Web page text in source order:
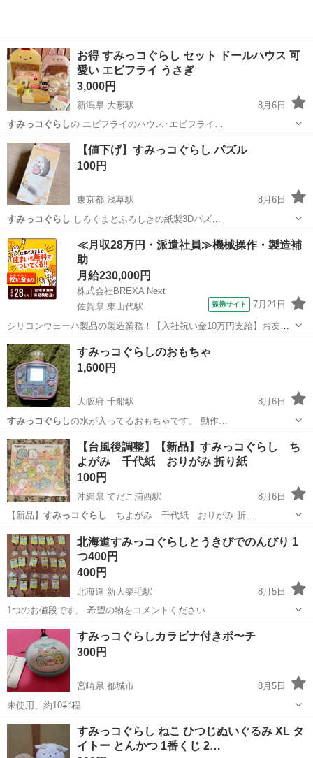
お得 すみっコぐらし セット ドールハウス 可
愛い エビフライ うさぎ
3,000円
新潟県 大形駅
8月6日
すみっコぐらしの エビフライのハウス･エビフライ…
新潟 新潟市 大形駅 おもちゃ
【値下げ】すみっコぐらし パズル
100円
東京都 浅草駅
8月6日
すみっコぐらし しろくまとふろしきの紙製3Dパズ…
東京 台東区 浅草駅 パズル すみっコぐらし
≪月収28万円・派遣社員≫機械操作・製造補
助
月給230,000円
株式会社BREXA Next
佐賀県 東山代駅
提携サイト 7月21日
シリコンウェーハ製品の製造業務！【入社祝い金10万円支給】お友達
やカップルとの応募OK◎年間休日129日＆休出なしでプライベート充
実♪業務はクリーンルームで快適作業◎自社正社員登用制度あり★1食
300円～の格安食堂あり！《佐...
佐賀 伊万里市 東山代駅 その他
すみっコぐらしのおもちゃ
1,600円
大阪府 千船駅
8月6日
すみっコぐらしの水が入ってるおもちゃです。 動作…
大阪 大阪市 千船駅 おもちゃ
【台風後調整】【新品】すみっコぐらし ち
よがみ 千代紙 おりがみ 折り紙
100円
沖縄県 てだこ浦西駅
8月6日
【新品】 すみっコぐらし ちよがみ 千代紙 おりがみ 折…
沖縄 中頭郡 てだこ浦西駅 おもちゃ すみっコぐらし
北海道すみっコぐらしとうきびでのんびり 1
つ400円
400円
北海道 新大楽毛駅
8月5日
1つのお値段です。 希望の物をコメントください
北海道 釧路市 新大楽毛駅
すみっコぐらしカラビナ付きポ〜チ
300円
宮崎県 都城市
8月5日
未使用、約10㌢程
宮崎 都城市
すみっコぐらし ねこ ひつじぬいぐるみ XL タ
イトー とんかつ 1番くじ 2…